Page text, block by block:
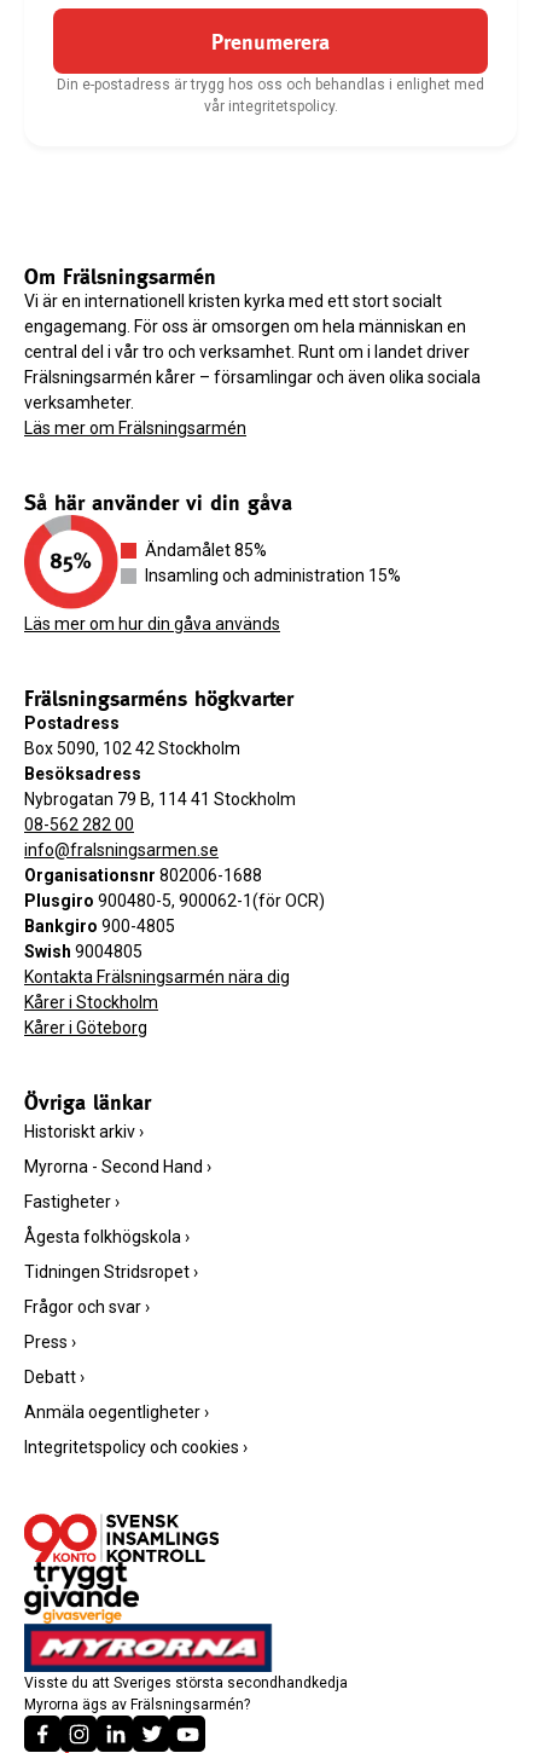
Prenumerera
Din e-postadress är trygg hos oss och behandlas i enlighet med
vår integritetspolicy.
Om Frälsningsarmén
Vi är en internationell kristen kyrka med ett stort socialt
engagemang. För oss är omsorgen om hela människan en
central del i vår tro och verksamhet. Runt om i landet driver
Frälsningsarmén kårer – församlingar och även olika sociala
verksamheter.
Läs mer om Frälsningsarmén
Så här använder vi din gåva
Ändamålet 85%
Insamling och administration 15%
Läs mer om hur din gåva används
Frälsningsarméns högkvarter
Postadress
Box 5090, 102 42 Stockholm
Besöksadress
Nybrogatan 79 B, 114 41 Stockholm
08-562 282 00
info@fralsningsarmen.se
Organisationsnr 802006-1688
Plusgiro 900480-5, 900062-1(för OCR)
Bankgiro 900-4805
Swish 9004805
Kontakta Frälsningsarmén nära dig
Kårer i Stockholm
Kårer i Göteborg
Övriga länkar
Historiskt arkiv›
Myrorna - Second Hand ›
Fastigheter›
Ågesta folkhögskola›
Tidningen Stridsropet›
Frågor och svar›
Press ›
Debatt›
Anmäla oegentligheter›
Integritetspolicy och cookies ›
Visste du att Sveriges största secondhandkedja
Myrorna ägs av Frälsningsarmén?